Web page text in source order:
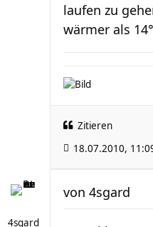
laufen zu
wärmer als 14°
Zitieren
18.07.2010,
4sgard
von 4sgard